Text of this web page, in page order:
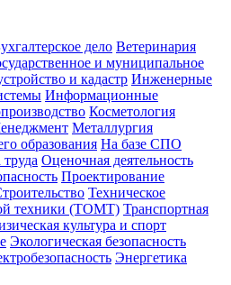
дело Ветеринария
и муниципальное
и кадастр Инженерные
Информационные
Косметология
Металлургия
образования На базе СПО
Оценочная деятельность
Проектирование
Техническое
техники (ТОМТ) Транспортная
культура и спорт
Экологическая безопасность
Энергетика